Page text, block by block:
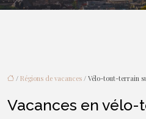
/ Régions de vacances / Vélo-tout-terrain
Vacances en